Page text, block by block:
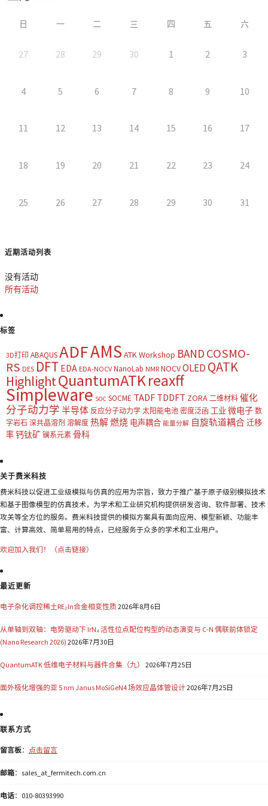
日 一 二 三 四 五 六
27 28 29 30 1 2 3
4 5 6 7 8 9 10
11 12 13 14 15 16 17
18 19 20 21 22 23 24
25 26 27 28 29 30 31
近期活动列表
没有活动
所有活动
标签
3D打印 ABAQUSADFAMS ATK Workshop BAND COSMO-
RS DES DFT EDA EDA-NOCV NanoLab NMR NOCVOLED QATK
HighlightQuantumATKreaxff
Simpleware SOC SOCME TADF TDDFT ZORA 二维材料 催化
分子动力学 半导体 反应分子动力学 太阳能电池 密度泛函 工业 微电子 数
字岩石 深共晶溶剂 溶解度 热解燃烧 电声耦合 能量分解 自旋轨道耦合迁移
率钙钛矿 镧系元素 骨科
关于费米科技
费米科技以促进工业级模拟与仿真的应用为宗旨，致力于推广基于原子级别模拟技术
和基于图像模型的仿真技术，为学术和工业研究机构提供研发咨询、软件部署、技术
攻关等全方位的服务。费米科技提供的模拟方案具有面向应用、模型新颖、功能丰
富、计算高效、简单易用的特点，已经服务于众多的学术和工业用户。
欢迎加入我们！（点击链接）
最近更新
电子杂化调控稀土RE₂In合金相变性质2026年8月6日
从单轴到双轴：电势驱动下 IrN₄ 活性位点配位构型的动态演变与 C-N 偶联前体锁定
(Nano Research 2026) 2026年7月30日
QuantumATK 低维电子材料与器件合集（九） 2026年7月25日
面外极化增强的亚 5 nm Janus MoSiGeN4 场效应晶体管设计2026年7月25日
联系方式
留言板： 点击留言
邮箱：sales_at_fermitech.com.cn
电话：010-80393990